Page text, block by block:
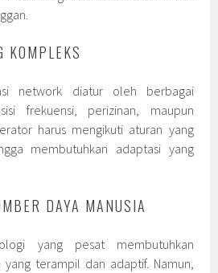
KOMPLEKS
network diatur oleh berbagai
frekuensi, perizinan, maupun
harus mengikuti aturan yang
membutuhkan adaptasi yang
DAYA MANUSIA
yang pesat membutuhkan
terampil dan adaptif. Namun,